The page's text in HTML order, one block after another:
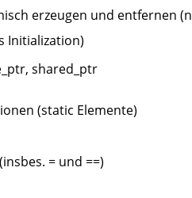
erzeugen und entfernen
Initialization)
shared_ptr
(static Elemente)
= und ==)